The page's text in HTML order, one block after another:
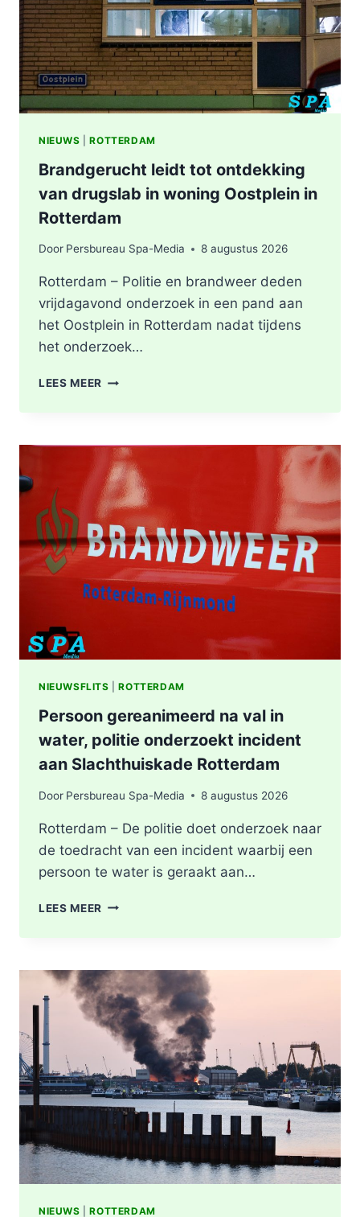
NIEUWS |ROTTERDAM
Brandgerucht leidt tot ontdekking
van drugslab in woning Oostplein in
Rotterdam
Door Persbureau Spa-Media 8 augustus 2026
Rotterdam – Politie en brandweer deden
vrijdagavond onderzoek in een pand aan
het Oostplein in Rotterdam nadat tijdens
het onderzoek…
LEES MEER BRANDGERUCHT
VAN
DRUGSLAB
IN
WONING
OOSTPLEIN
IN
ROTTERDAM
NIEUWSFLITS |ROTTERDAM
Persoon gereanimeerd na val in
water, politie onderzoekt incident
aan Slachthuiskade Rotterdam
Door Persbureau Spa-Media 8 augustus 2026
Rotterdam – De politie doet onderzoek naar
de toedracht van een incident waarbij een
persoon te water is geraakt aan…
LEES MEER PERSOON
IN
WATER,
POLITIE
ONDERZOEKT
INCIDENT
AAN
SLACHTHUISKADE
ROTTERDAM
NIEUWS |ROTTERDAM